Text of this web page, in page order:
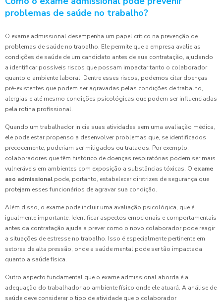
problemas de saúde no trabalho?
O exame admissional desempenha um papel crítico na prevenção de
problemas de saúde no trabalho. Ele permite que a empresa avalie as
condições de saúde de um candidato antes de sua contratação, ajudando
a identificar possíveis riscos que possam impactar tanto o colaborador
quanto o ambiente laboral. Dentre esses riscos, podemos citar doenças
pré-existentes que podem ser agravadas pelas condições de trabalho,
alergias e até mesmo condições psicológicas que podem ser influenciadas
pela rotina profissional.
Quando um trabalhador inicia suas atividades sem uma avaliação médica,
ele pode estar propenso a desenvolver problemas que, se identificados
precocemente, poderiam ser mitigados ou tratados. Por exemplo,
colaboradores que têm histórico de doenças respiratórias podem ser mais
vulneráveis em ambientes com exposição a substâncias tóxicas. O exame
aso admissional pode, portanto, estabelecer diretrizes de segurança que
protejam esses funcionários de agravar sua condição.
Além disso, o exame pode incluir uma avaliação psicológica, que é
igualmente importante. Identificar aspectos emocionais e comportamentais
antes da contratação ajuda a prever como o novo colaborador pode reagir
a situações de estresse no trabalho. Isso é especialmente pertinente em
setores de alta pressão, onde a saúde mental pode ser tão impactada
quanto a saúde física.
Outro aspecto fundamental que o exame admissional aborda é a
adequação do trabalhador ao ambiente físico onde ele atuará. A análise de
saúde deve considerar o tipo de atividade que o colaborador